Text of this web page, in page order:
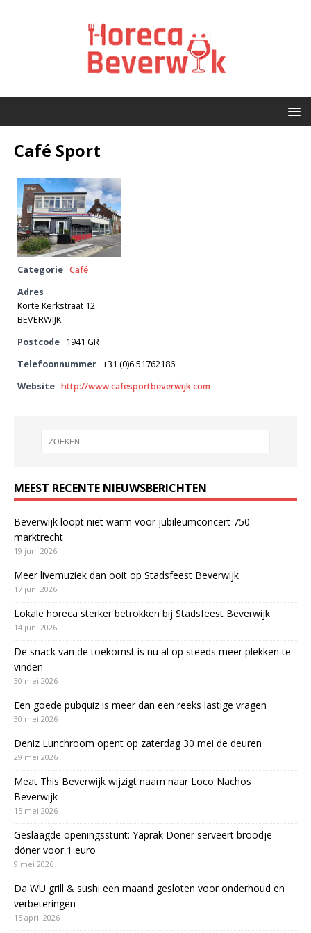
Café Sport
Categorie Café
Adres
Korte Kerkstraat 12
BEVERWIJK
Postcode 1941 GR
Telefoonnummer +31 (0)6 51762186
Website http://www.cafesportbeverwijk.com
MEEST RECENTE NIEUWSBERICHTEN
Beverwijk loopt niet warm voor jubileumconcert 750
marktrecht
19 juni 2026
Meer livemuziek dan ooit op Stadsfeest Beverwijk
17 juni 2026
Lokale horeca sterker betrokken bij Stadsfeest Beverwijk
14 juni 2026
De snack van de toekomst is nu al op steeds meer plekken te
vinden
30 mei 2026
Een goede pubquiz is meer dan een reeks lastige vragen
30 mei 2026
Deniz Lunchroom opent op zaterdag 30 mei de deuren
29 mei 2026
Meat This Beverwijk wijzigt naam naar Loco Nachos
Beverwijk
15 mei 2026
Geslaagde openingsstunt: Yaprak Döner serveert broodje
döner voor 1 euro
9 mei 2026
Da WU grill & sushi een maand gesloten voor onderhoud en
verbeteringen
15 april 2026